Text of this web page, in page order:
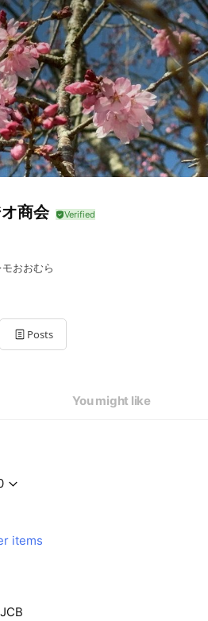
商会
おおむら
Posts
You might like
items